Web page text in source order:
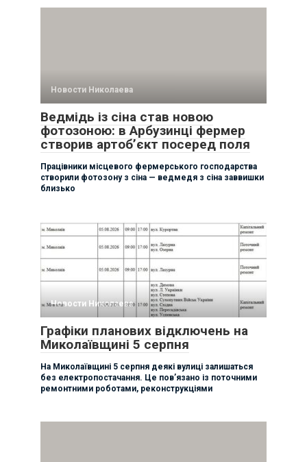
Новости Николаева
Ведмідь із сіна став новою
фотозоною: в Арбузинці фермер
створив артоб’єкт посеред поля
Працівники місцевого фермерського господарства
створили фотозону з сіна — ведмедя з сіна заввишки
близько
Новости Николаева
Графіки планових відключень на
Миколаївщині 5 серпня
На Миколаївщині 5 серпня деякі вулиці залишаться
без електропостачання. Це пов’язано із поточними
ремонтними роботами, реконструкціями